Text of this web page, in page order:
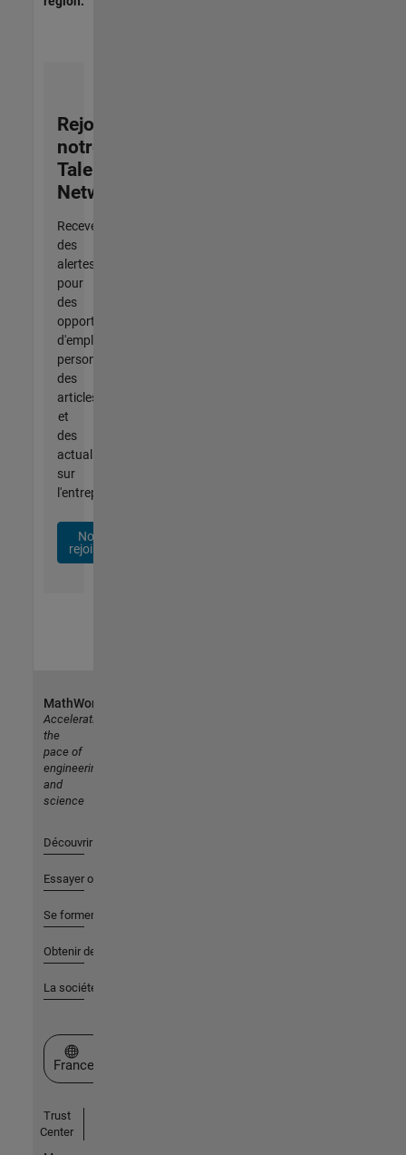
Rejoignez
notre
Talent
Network
Recevez
des
alertes
pour
des
opportunités
d'emploi
personnalisées,
des
articles
et
des
actualités
sur
l'entreprise.
Nous
rejoindre
MathWorks
Accelerating
the
pace of
engineering
and
science
Découvrir les produits
Essayer ou acheter
Se former
Obtenir de l'aide
La société
Sélectionner un site web
France
Trust
Center